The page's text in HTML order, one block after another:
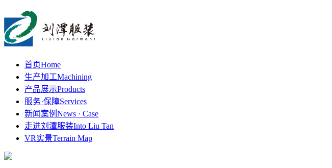
首页Home
生产加工Machining
产品展示Products
服务·保障Services
新闻案例 News · Case
走进刘潭服装Into Liu Tan
VR实景Terrain Map